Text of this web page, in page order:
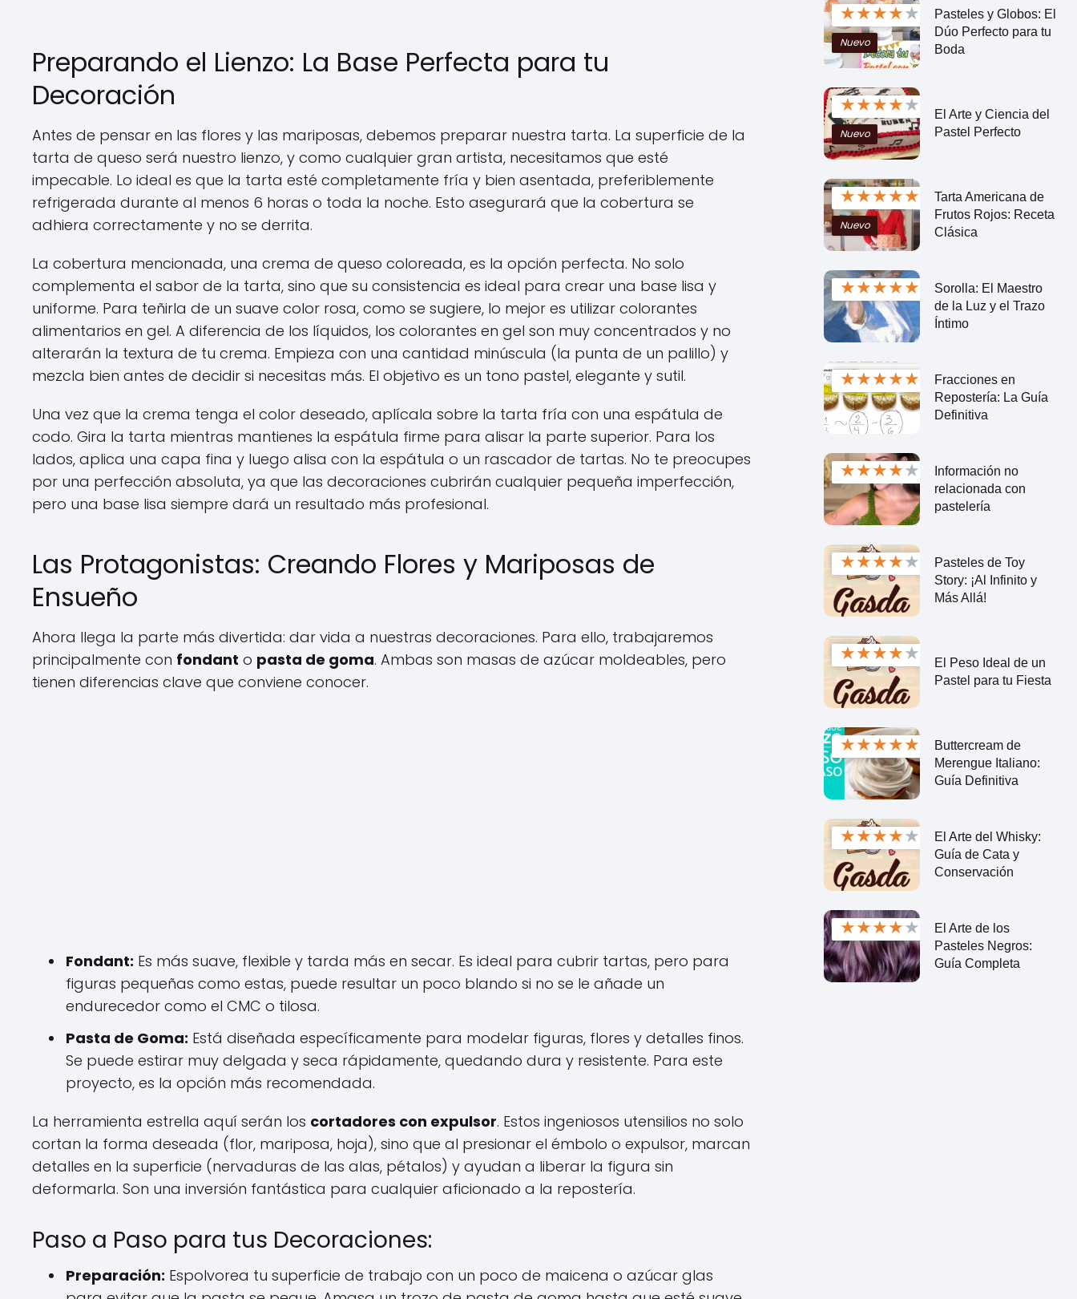
Preparando el Lienzo: La Base Perfecta para tu
Decoración
Antes de pensar en las flores y las mariposas, debemos preparar nuestra tarta. La superficie de la
tarta de queso será nuestro lienzo, y como cualquier gran artista, necesitamos que esté
impecable. Lo ideal es que la tarta esté completamente fría y bien asentada, preferiblemente
refrigerada durante al menos 6 horas o toda la noche. Esto asegurará que la cobertura se
adhiera correctamente y no se derrita.
La cobertura mencionada, una crema de queso coloreada, es la opción perfecta. No solo
complementa el sabor de la tarta, sino que su consistencia es ideal para crear una base lisa y
uniforme. Para teñirla de un suave color rosa, como se sugiere, lo mejor es utilizar colorantes
alimentarios en gel. A diferencia de los líquidos, los colorantes en gel son muy concentrados y no
alterarán la textura de tu crema. Empieza con una cantidad minúscula (la punta de un palillo) y
mezcla bien antes de decidir si necesitas más. El objetivo es un tono pastel, elegante y sutil.
Una vez que la crema tenga el color deseado, aplícala sobre la tarta fría con una espátula de
codo. Gira la tarta mientras mantienes la espátula firme para alisar la parte superior. Para los
lados, aplica una capa fina y luego alisa con la espátula o un rascador de tartas. No te preocupes
por una perfección absoluta, ya que las decoraciones cubrirán cualquier pequeña imperfección,
pero una base lisa siempre dará un resultado más profesional.
Las Protagonistas: Creando Flores y Mariposas de
Ensueño
Ahora llega la parte más divertida: dar vida a nuestras decoraciones. Para ello, trabajaremos
principalmente con fondant o pasta de goma. Ambas son masas de azúcar moldeables, pero
tienen diferencias clave que conviene conocer.
Fondant: Es más suave, flexible y tarda más en secar. Es ideal para cubrir tartas, pero para
figuras pequeñas como estas, puede resultar un poco blando si no se le añade un
endurecedor como el CMC o tilosa.
Pasta de Goma: Está diseñada específicamente para modelar figuras, flores y detalles finos.
Se puede estirar muy delgada y seca rápidamente, quedando dura y resistente. Para este
proyecto, es la opción más recomendada.
La herramienta estrella aquí serán los cortadores con expulsor. Estos ingeniosos utensilios no solo
cortan la forma deseada (flor, mariposa, hoja), sino que al presionar el émbolo o expulsor, marcan
detalles en la superficie (nervaduras de las alas, pétalos) y ayudan a liberar la figura sin
deformarla. Son una inversión fantástica para cualquier aficionado a la repostería.
Paso a Paso para tus Decoraciones:
Preparación: Espolvorea tu superficie de trabajo con un poco de maicena o azúcar glas
★★★★★
Nuevo
Pasteles y Globos: El
Dúo Perfecto para tu
Boda
★★★★★
Nuevo
El Arte y Ciencia del
Pastel Perfecto
★★★★★
Nuevo
Tarta Americana de
Frutos Rojos: Receta
Clásica
★★★★★
Sorolla: El Maestro
de la Luz y el Trazo
Íntimo
★★★★★
Fracciones en
Repostería: La Guía
Definitiva
★★★★★
Información no
relacionada con
pastelería
★★★★★
Pasteles de Toy
Story: ¡Al Infinito y
Más Allá!
★★★★★
El Peso Ideal de un
Pastel para tu Fiesta
★★★★★
Buttercream de
Merengue Italiano:
Guía Definitiva
★★★★★
El Arte del Whisky:
Guía de Cata y
Conservación
★★★★★
El Arte de los
Pasteles Negros:
Guía Completa